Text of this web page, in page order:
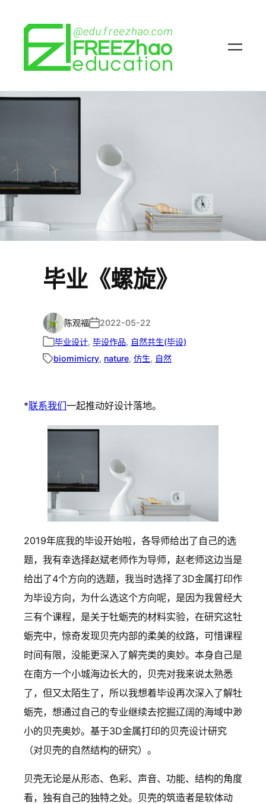
毕业《螺旋》
陈观福
2022-05-22
毕业设计, 毕设作品, 自然共生(毕设)
biomimicry, nature, 仿生, 自然
*联系我们一起推动好设计落地。
2019年底我的毕设开始啦，各导师给出了自己的选
题，我有幸选择赵斌老师作为导师，赵老师这边当是
给出了4个方向的选题，我当时选择了3D金属打印作
为毕设方向，为什么选这个方向呢，是因为我曾经大
三有个课程，是关于牡蛎壳的材料实验，在研究这牡
蛎壳中，惊奇发现贝壳内部的柔美的纹路，可惜课程
时间有限，没能更深入了解壳类的奥妙。本身自己是
在南方一个小城海边长大的，贝壳对我来说太熟悉
了，但又太陌生了，所以我想着毕设再次深入了解牡
蛎壳，想通过自己的专业继续去挖掘辽阔的海域中渺
小的贝壳奥妙。基于3D金属打印的贝壳设计研究
（对贝壳的自然结构的研究）。
贝壳无论是从形态、色彩、声音、功能、结构的角度
看，独有自己的独特之处。贝壳的筑造者是软体动